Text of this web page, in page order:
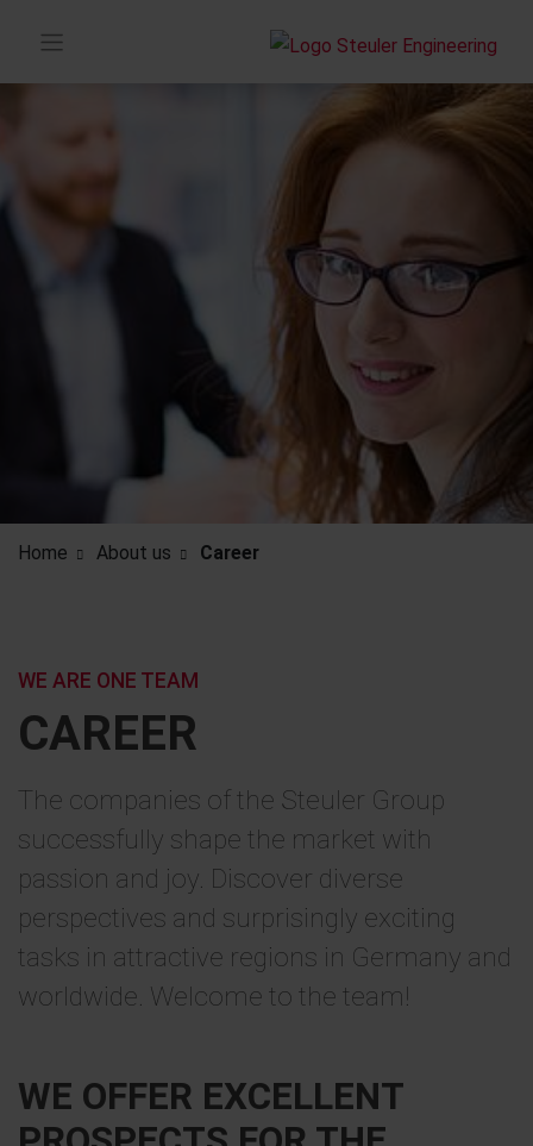
Home About us Career
CAREER
WE ARE ONE TEAM
The companies of the Steuler Group
successfully shape the market with
passion and joy. Discover diverse
perspectives and surprisingly exciting
tasks in attractive regions in Germany and
worldwide. Welcome to the team!
WE OFFER EXCELLENT